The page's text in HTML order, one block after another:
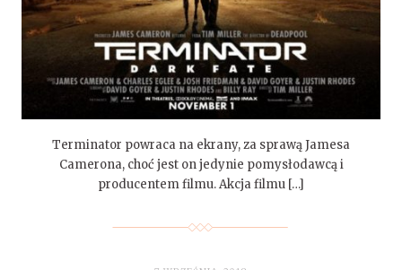
Terminator powraca na ekrany, za sprawą Jamesa
Camerona, choć jest on jedynie pomysłodawcą i
producentem filmu. Akcja filmu […]